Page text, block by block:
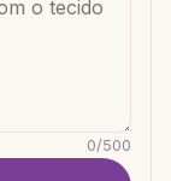
0/500